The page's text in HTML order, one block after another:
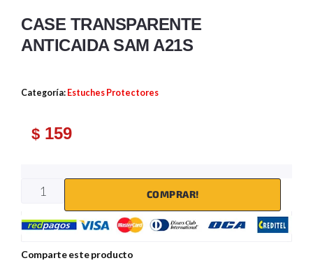
CASE TRANSPARENTE
ANTICAIDA SAM A21S
Categoría: Estuches Protectores
$ 159
COMPRAR!
Comparte este producto